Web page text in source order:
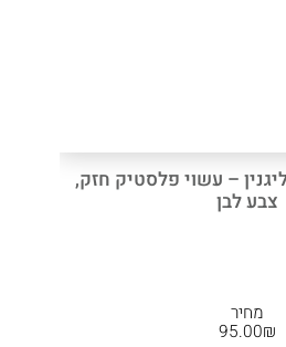
– עשוי פלסטיק חזק,
צבע לבן
מחיר
₪
95.00